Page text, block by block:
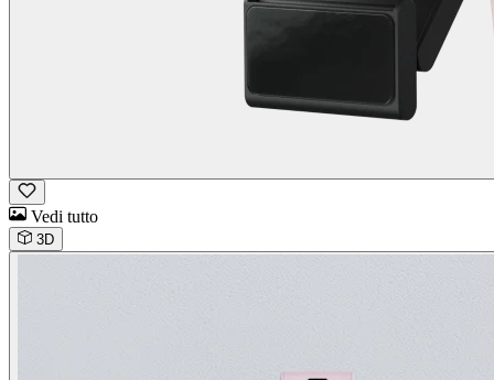
Vedi tutto
3D